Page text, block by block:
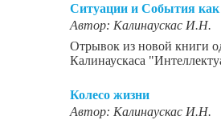
Ситуации и События
Автор: Калинаускас И.Н.
Отрывок из новой книги
Калинаускаса
Колесо жизни
Автор: Калинаускас И.Н.